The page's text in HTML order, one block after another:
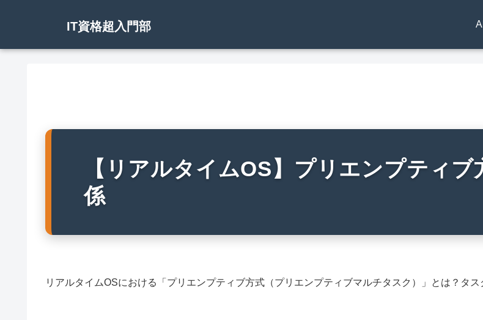
IT資格超入門部
【リアルタイムOS】プリエンプティ
係
リアルタイムOSにおける「プリエンプティブ方式（プリエンプティブマルチタスク）」とは？タス